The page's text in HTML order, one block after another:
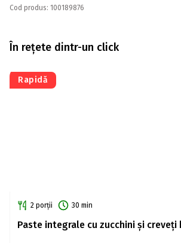
Cod produs: 100189876
În rețete dintr-un click
Rapidă
2 porții 30 min
Paste integrale cu zucchini și